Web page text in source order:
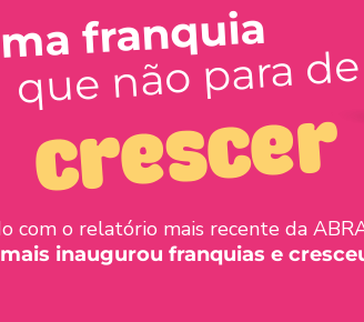
crescer
franquia
que não para de
com o relatório mais recente da
mais inaugurou franquias e